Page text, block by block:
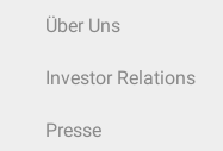
Über Uns
Investor Relations
Presse